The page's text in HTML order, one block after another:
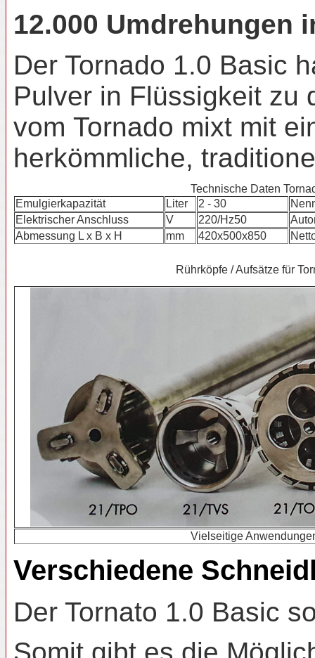
12.000 Umdrehungen
Der Tornado 1.0 Basic
Pulver in Flüssigkeit zu
vom Tornado mixt mit
herkömmliche,
Technische Daten
Emulgierkapazität
Liter 2 - 30
Elektrischer Anschluss
V 220/Hz50
Abmessung L x B x H
mm 420x500x850
Rührköpfe / Aufsätze für
Vielseitige
Verschiedene
Der Tornato 1.0 Basic